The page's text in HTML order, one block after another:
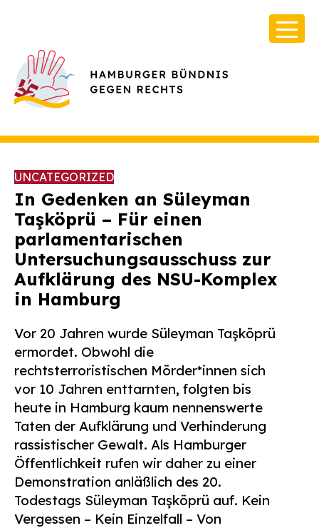
Über Uns
Infos & Broschüren
Archiv
Suchen
nach:
UNCATEGORIZED
In Gedenken an Süleyman
Taşköprü – Für einen
parlamentarischen
Untersuchungsausschuss zur
Aufklärung des NSU-Komplex
in Hamburg
Vor 20 Jahren wurde Süleyman Taşköprü
ermordet. Obwohl die
rechtsterroristischen Mörder*innen sich
vor 10 Jahren enttarnten, folgten bis
heute in Hamburg kaum nennenswerte
Taten der Aufklärung und Verhinderung
rassistischer Gewalt. Als Hamburger
Öffentlichkeit rufen wir daher zu einer
Demonstration anläßlich des 20.
Todestags Süleyman Taşköprü auf. Kein
Vergessen – Kein Einzelfall – Von